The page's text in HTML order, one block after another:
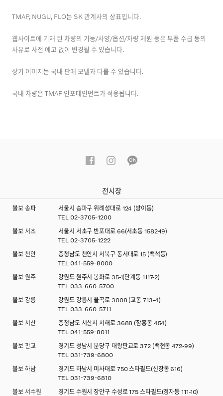
TMAP, NUGU, FLO는 SK 관계사의 상표입니다.
웹사이트에 기재 된 차량의 기능/사양/옵션/차량 제원 등은 부품 수급 등의
사유로 사전 예고 없이 변경될 수 있습니다.
상기 이미지는 국내 판매 모델과 다를 수 있습니다.
국내 차량은 TMAP 인포테인먼트가 적용됩니다.
전시장
볼보 송파
서울시 송파구 위례성대로 124 (방이동)
TEL 02-3705-1200
볼보 서초
서울시 서초구 반포대로 66(서초동 1582-19)
TEL 02-3705-1222
볼보 천안
충청남도 천안시 서북구 동서대로 15 (백석동)
TEL 041-559-8000
볼보 원주
강원도 원주시 봉화로 35-1(단계동 1117-2)
TEL 033-660-5700
볼보 강릉
강원도 강릉시 율곡로 3008 (교동 713-4)
TEL 033-660-5711
볼보 서산
충청남도 서산시 서해로 3688 (잠홍동 454)
TEL 041-559-8011
볼보 판교
경기도 성남시 분당구 대왕판교로 372 (백현동 472-99)
TEL 031-739-6800
볼보 하남
경기도 하남시 미사대로 750 스타필드(신장동 616)
TEL 031-739-6810
볼보 서수원
경기도 수원시 장안구 수성로 175 스타필드(정자동 111-10)